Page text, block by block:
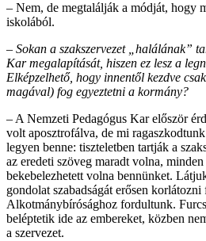
– Nem, de megtalálják a módját, hogy
iskolából.
– Sokan a szakszervezet „halálának”
Kar megalapítását, hiszen ez lesz a
Elképzelhető, hogy innentől kezdve
magával) fog egyeztetni a kormány?
– A Nemzeti Pedagógus Kar először
volt aposztrofálva, de mi
legyen benne: tiszteletben tartják a
az eredeti szöveg maradt volna,
bekebelezhetett volna bennünket.
gondolat szabadságát erősen
Alkotmánybírósághoz fordultunk.
beléptetik ide az embereket, közben
a szervezet.